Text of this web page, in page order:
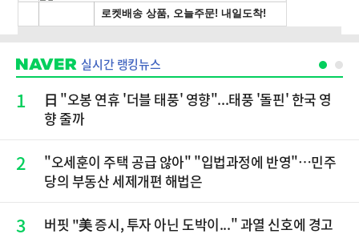
실시간 랭킹뉴스
1
日 "오봉 연휴 '더블 태풍' 영향"...태풍 '돌핀' 한국 영
향 줄까
2
"오세훈이 주택 공급 않아" "입법과정에 반영"…민주
당의 부동산 세제개편 해법은
3 버핏 "美 증시, 투자 아닌 도박이..." 과열 신호에 경고